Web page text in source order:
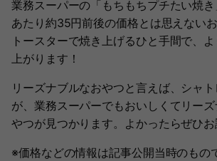
業務スーパーの「もちもちプチたい焼
あたり約35円前後の価格とは思えないお
トースターで焼き上げるひと手間で、
上がります！
リーズナブルなおやつと言えば、シャ
が、業務スーパーでもおいしくてリー
やつが見つかります。よかったらぜひお
※価格などの情報は記事公開当時のもの